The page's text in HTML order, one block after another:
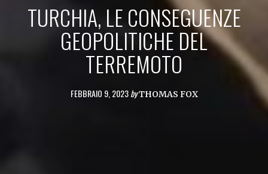
TURCHIA, LE CONSEGUENZE
GEOPOLITICHE DEL
TERREMOTO
FEBBRAIO 9, 2023 byTHOMAS FOX